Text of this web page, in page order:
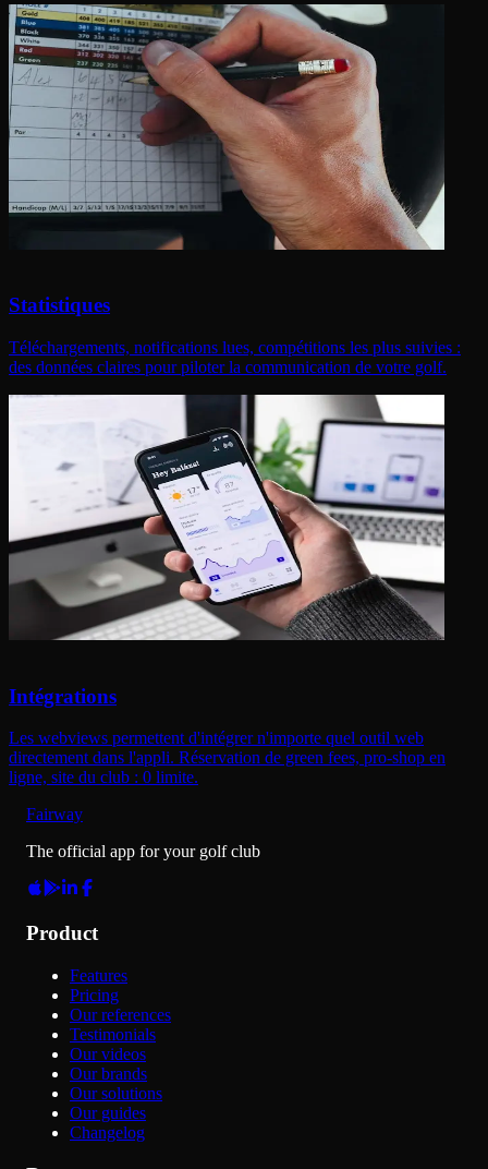
Statistiques
Téléchargements, notifications lues, compétitions les plus suivies :
des données claires pour piloter la communication de votre golf.
Intégrations
Les webviews permettent d'intégrer n'importe quel outil web
directement dans l'appli. Réservation de green fees, pro-shop en
ligne, site du club : 0 limite.
Fairway
The official app for your golf club
Product
Features
Pricing
Our references
Testimonials
Our videos
Our brands
Our solutions
Our guides
Changelog